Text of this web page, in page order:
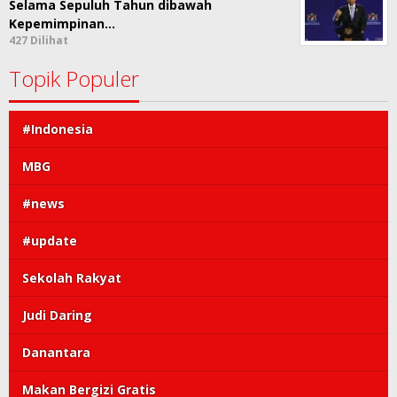
Selama Sepuluh Tahun dibawah
Kepemimpinan…
427 Dilihat
Topik Populer
#Indonesia
MBG
#news
#update
Sekolah Rakyat
Judi Daring
Danantara
Makan Bergizi Gratis